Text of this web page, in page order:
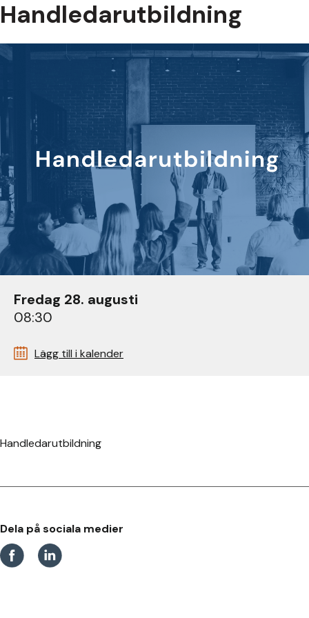
Handledarutbildning
Fredag 28. augusti
08:30
Lägg till i kalender
Handledarutbildning
Dela på sociala medier